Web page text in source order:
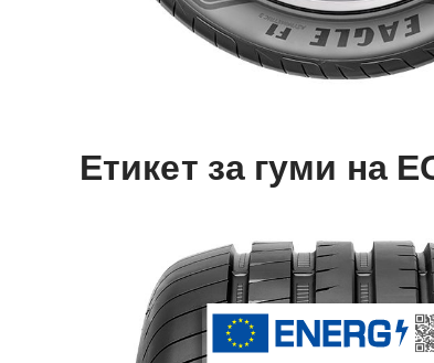
Етикет за гуми на